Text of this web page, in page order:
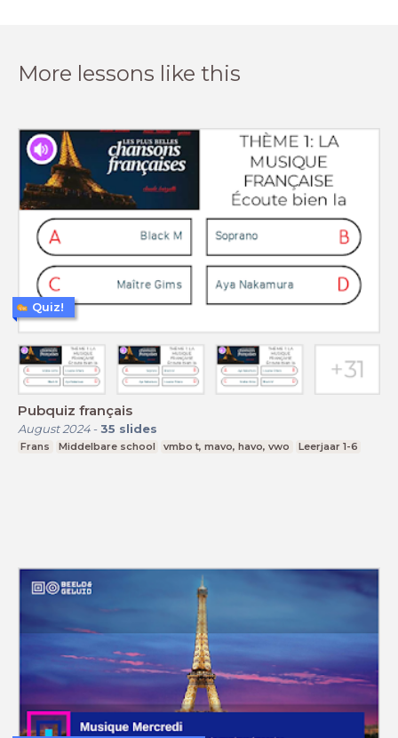
More lessons like this
Pubquiz français
August 2024- 35 slides
Frans Middelbare school vmbo t, mavo, havo, vwo Leerjaar 1-6
Quiz!